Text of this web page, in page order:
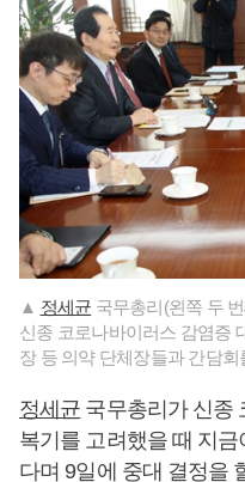
▲ 정세균 국무총리(왼쪽 두
신종 코로나바이러스 감염증
장 등 의약 단체장들과 간담
정세균 국무총리가 신종
복기를 고려했을 때 지
다며 9일에 중대 결정을